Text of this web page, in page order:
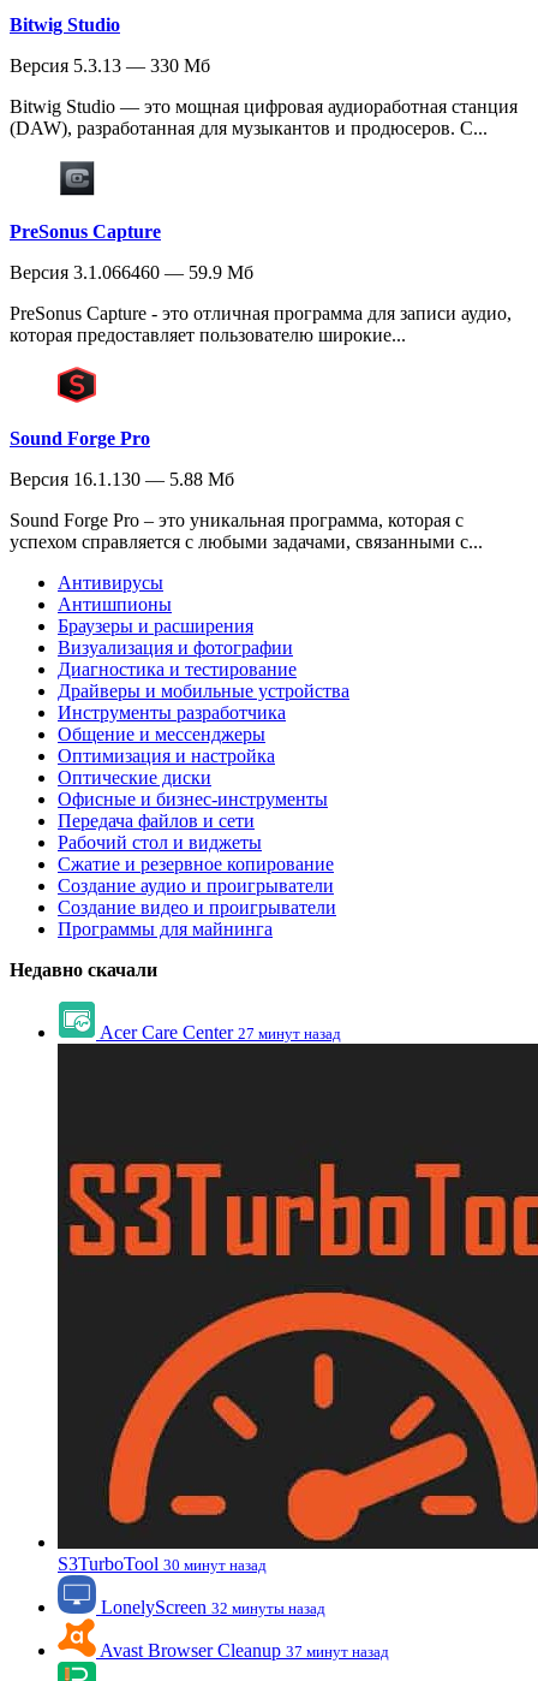
Bitwig Studio
Версия 5.3.13 — 330 Мб
Bitwig Studio — это мощная цифровая аудиоработная станция
(DAW), разработанная для музыкантов и продюсеров. С...
PreSonus Capture
Версия 3.1.066460 — 59.9 Мб
PreSonus Capture - это отличная программа для записи аудио,
которая предоставляет пользователю широкие...
Sound Forge Pro
Версия 16.1.130 — 5.88 Мб
Sound Forge Pro – это уникальная программа, которая с
успехом справляется с любыми задачами, связанными с...
Антивирусы
Антишпионы
Браузеры и расширения
Визуализация и фотографии
Диагностика и тестирование
Драйверы и мобильные устройства
Инструменты разработчика
Общение и мессенджеры
Оптимизация и настройка
Оптические диски
Офисные и бизнес-инструменты
Передача файлов и сети
Рабочий стол и виджеты
Сжатие и резервное копирование
Создание аудио и проигрыватели
Создание видео и проигрыватели
Программы для майнинга
Недавно скачали
Acer Care Center 27 минут назад
S3TurboTool 30 минут назад
LonelyScreen 32 минуты назад
Avast Browser Cleanup 37 минут назад